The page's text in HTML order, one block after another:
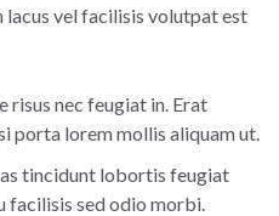
lacus vel facilisis volutpat est
risus nec feugiat in. Erat
porta lorem mollis aliquam ut.
tincidunt lobortis feugiat
facilisis sed odio morbi.